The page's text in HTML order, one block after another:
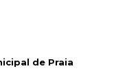
de Praia